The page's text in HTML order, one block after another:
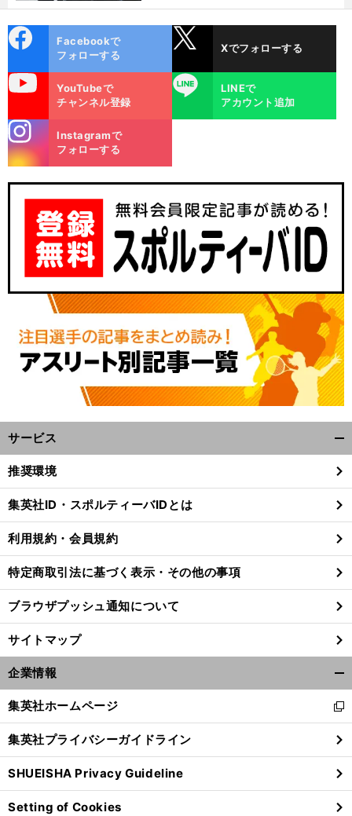
梅本まどかの今 。
コ ・
前
へ
ok
Facebookで
フォローする
Xでフォローする
YouTubeで
チャンネル登録
LINE
LINEで
アカウント追加
m
Instagramで
フォローする
サービス
閉
る
推奨環境
集英社ID・スポルティーバIDとは
利用規約・会員規約
特定商取引法に基づく表示・その他の事項
ブラウザプッシュ通知について
サイトマップ
企業情報
閉
る
集英社ホームページ
新
し
い
ウ
ィ
ン
ド
集英社プライバシーガイドライン
SHUEISHA Privacy Guideline
Setting of Cookies